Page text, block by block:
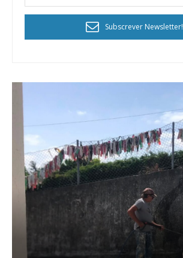
Subscrever Newsletter!